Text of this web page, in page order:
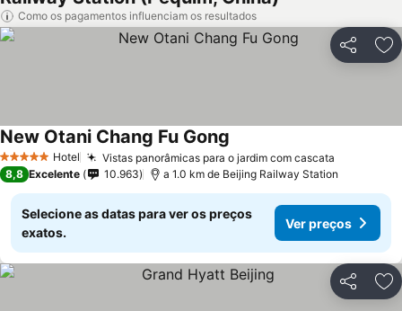
Como os pagamentos influenciam os resultados
Partilhar
5 Estrelas Hotel Vistas panorâmicas para o jardim com cascata
New Otani Chang Fu Gong
8,8 Excelente 10.963 a 1.0 km de Beijing Railway Station
Selecione as datas para ver os preços
exatos.
Ver preços
Partilhar